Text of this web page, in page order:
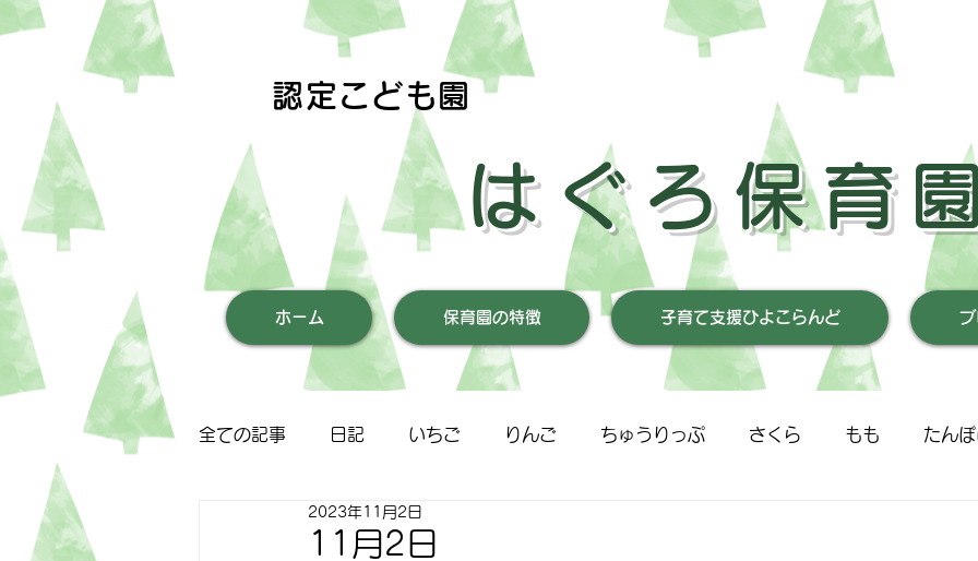
認定こども園
はぐろ保育
ホーム 保育園の特徴 子育て支援ひよこらんど
全ての記事 日記 いちご りんご ちゅうりっぷ さくら もも たん
すずらん ゆり
11月2日
2023年11月2日